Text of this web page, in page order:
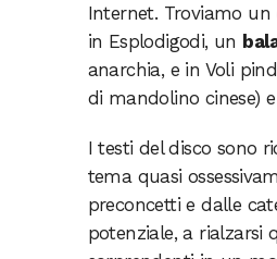
Internet. Troviamo un
in Esplodigodi, un
anarchia, e in Voli
di mandolino cinese)
I testi del disco sono
tema quasi
preconcetti e dalle
potenziale, a rialzarsi